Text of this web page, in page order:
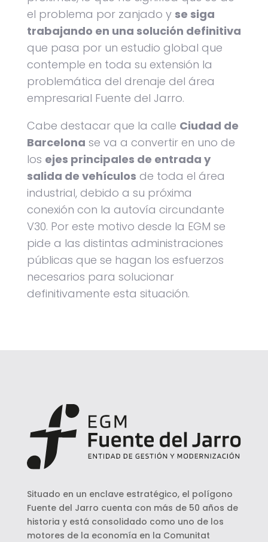
el problema por zanjado y se siga
trabajando en una solución definitiva
que pasa por un estudio global que
contemple en toda su extensión la
problemática del drenaje del área
empresarial Fuente del Jarro.
Cabe destacar que la calle Ciudad de
Barcelona se va a convertir en uno de
los ejes principales de entrada y
salida de vehículos de toda el área
industrial, debido a su próxima
conexión con la autovía circundante
V30. Por este motivo desde la EGM se
pide a las distintas administraciones
públicas que se hagan los esfuerzos
necesarios para solucionar
definitivamente esta situación.
Situado en un enclave estratégico, el polígono
Fuente del Jarro cuenta con más de 50 años de
historia y está consolidado como uno de los
motores de la economía en la Comunitat